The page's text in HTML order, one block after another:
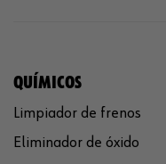
QUÍMICOS
Limpiador de frenos
Eliminador de óxido